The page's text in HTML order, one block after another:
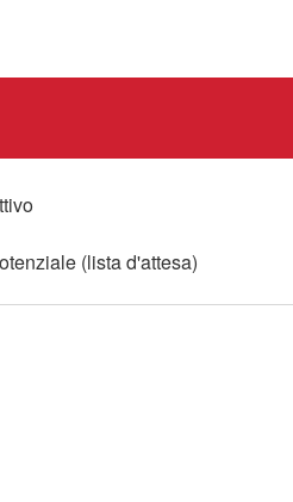
(lista d'attesa)